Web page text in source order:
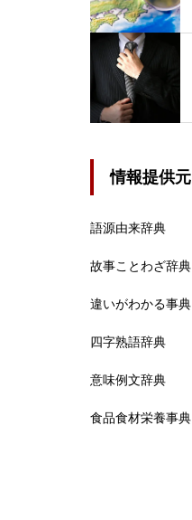
情報提供元
語源由来辞典
故事ことわざ辞典
違いがわかる事典
四字熟語辞典
意味例文辞典
食品食材栄養事典